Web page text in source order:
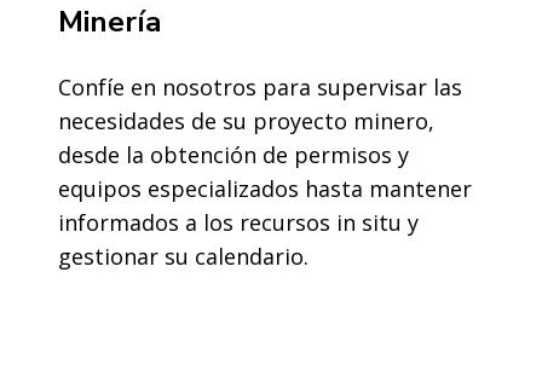
Minería
Confíe en nosotros para supervisar las
necesidades de su proyecto minero,
desde la obtención de permisos y
equipos especializados hasta mantener
informados a los recursos in situ y
gestionar su calendario.